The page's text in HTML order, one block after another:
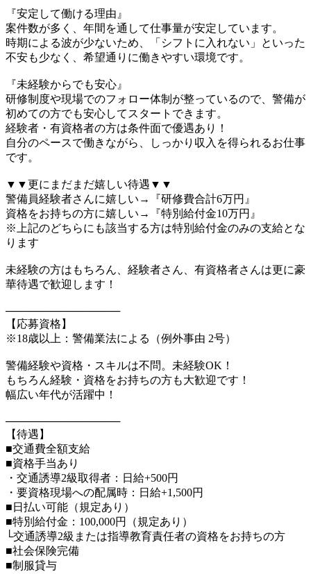
『安定して働ける理由』
案件数が多く、年間を通して仕事量が安定しています。
時期による波が少ないため、「シフトに入れない」といった
不安も少なく、希望通りに働きやすい環境です。
『未経験からでも安心』
研修制度や現場でのフォロー体制が整っているので、警備が
初めての方でも安心してスタートできます。
経験者・有資格者の方は条件面で優遇あり！
自分のペースで働きながら、しっかり収入を得られるお仕事
です。
▼▼更にまだまだ嬉しい待遇▼▼
警備員経験者さんに嬉しい→『研修費合計6万円』
資格をお持ちの方に嬉しい→『特別給付金10万円』
※上記のどちらにも該当する方は特別給付金のみの支給とな
ります
未経験の方はもちろん、経験者さん、有資格者さんは更に豪
華待遇で歓迎します！
───────────────
【応募資格】
※18歳以上：警備業法による（例外事由 2号）
警備経験や資格・スキルは不問。未経験OK！
もちろん経験・資格をお持ちの方も大歓迎です！
幅広い年代が活躍中！
───────────────
【待遇】
■交通費全額支給
■資格手当あり
・交通誘導2級取得者：日給+500円
・要資格現場への配属時：日給+1,500円
■日払い可能（規定あり）
■特別給付金：100,000円（規定あり）
└交通誘導2級または指導教育責任者の資格をお持ちの方
■社会保険完備
■制服貸与